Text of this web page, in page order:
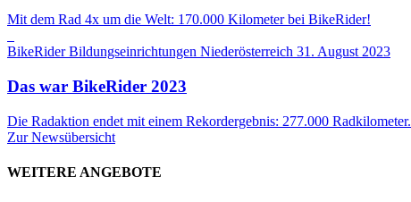
Mit dem Rad 4x um die Welt: 170.000 Kilometer bei BikeRider!
BikeRider Bildungseinrichtungen Niederösterreich 31. August 2023
Das war BikeRider 2023
Die Radaktion endet mit einem Rekordergebnis: 277.000 Radkilometer.
Zur Newsübersicht
WEITERE ANGEBOTE